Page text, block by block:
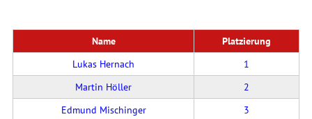
Name
Platzierung
Lukas Hernach
1
Martin Höller
2
Edmund Mischinger
3